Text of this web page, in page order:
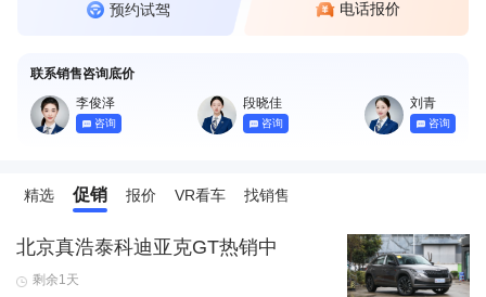
预约试驾 电话报价
联系销售咨询底价
李俊泽
咨询
段晓佳
咨询
刘青
咨询
精选 促销 报价 VR看车 找销售
北京真浩泰科迪亚克GT热销中
剩余1天